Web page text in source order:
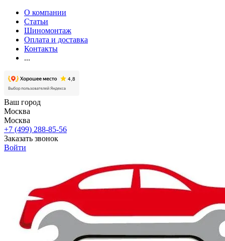
О компании
Статьи
Шиномонтаж
Оплата и доставка
Контакты
...
Ваш город
Москва
Москва
+7 (499) 288-85-56
Заказать звонок
Войти